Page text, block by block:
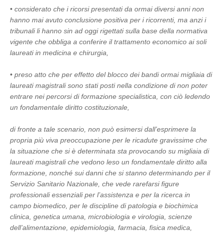
• considerato che i ricorsi presentati da ormai diversi anni non
hanno mai avuto conclusione positiva per i ricorrenti, ma anzi i
tribunali li hanno sin ad oggi rigettati sulla base della normativa
vigente che obbliga a conferire il trattamento economico ai soli
laureati in medicina e chirurgia,
• preso atto che per effetto del blocco dei bandi ormai migliaia di
laureati magistrali sono stati posti nella condizione di non poter
entrare nei percorsi di formazione specialistica, con ciò ledendo
un fondamentale diritto costituzionale,
di fronte a tale scenario, non può esimersi dall’esprimere la
propria più viva preoccupazione per le ricadute gravissime che
la situazione che si è determinata sta provocando su migliaia di
laureati magistrali che vedono leso un fondamentale diritto alla
formazione, nonché sui danni che si stanno determinando per il
Servizio Sanitario Nazionale, che vede rarefarsi figure
professionali essenziali per l’assistenza e per la ricerca in
campo biomedico, per le discipline di patologia e biochimica
clinica, genetica umana, microbiologia e virologia, scienze
dell’alimentazione, epidemiologia, farmacia, fisica medica,